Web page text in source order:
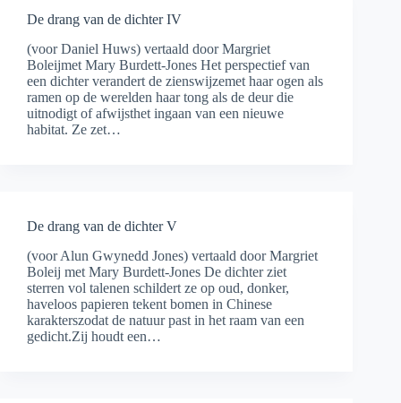
De drang van de dichter IV
(voor Daniel Huws) vertaald door Margriet
Boleijmet Mary Burdett-Jones Het perspectief van
een dichter verandert de zienswijzemet haar ogen als
ramen op de werelden haar tong als de deur die
uitnodigt of afwijsthet ingaan van een nieuwe
habitat. Ze zet…
De drang van de dichter V
(voor Alun Gwynedd Jones) vertaald door Margriet
Boleij met Mary Burdett-Jones De dichter ziet
sterren vol talenen schildert ze op oud, donker,
haveloos papieren tekent bomen in Chinese
karakterszodat de natuur past in het raam van een
gedicht.Zij houdt een…